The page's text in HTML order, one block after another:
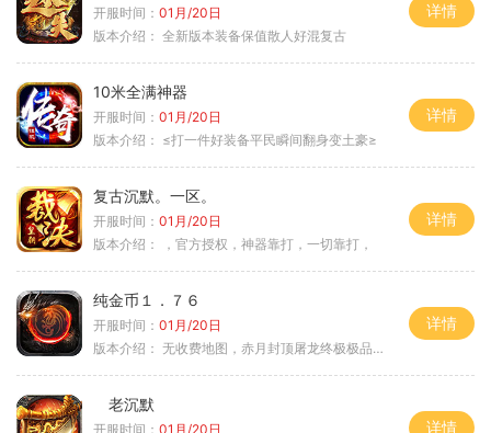
开服时间： 01月/20日
版本介绍： 全新版本装备保值散人好混复古
详情
10米全满神器
开服时间： 01月/20日
版本介绍： ≤打一件好装备平民瞬间翻身变土豪≥
详情
复古沉默。一区。
开服时间： 01月/20日
版本介绍：
，官方授权，神器靠打，一切靠打，
详情
纯金币１．７６
开服时间： 01月/20日
版本介绍： 无收费地图，赤月封顶屠龙终极极品＋６
详情
老沉默
开服时间： 01月/20日 详情